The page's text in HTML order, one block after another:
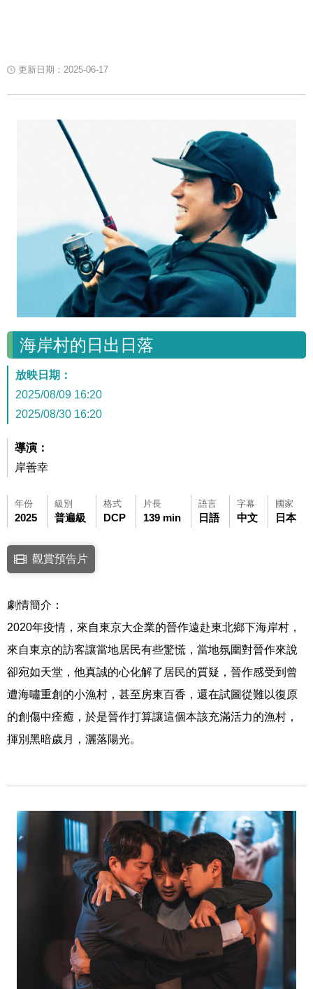
更新日期：2025-06-17
海岸村的日出日落
放映日期：
2025/08/09 16:20
2025/08/30 16:20
導演：
岸善幸
年份
2025
級別
普遍級
格式
DCP
片長
139 min
語言
日語
字幕
中文
國家
日本
點擊下列連結開啟視窗後，可使用鍵盤Tab鍵移至影片中央播放鍵，再
連結至Youtube網站觀看此影片(開新視窗)
觀賞預告片
劇情簡介：
2020年疫情，來自東京大企業的晉作遠赴東北鄉下海岸村，
來自東京的訪客讓當地居民有些驚慌，當地氛圍對晉作來說
卻宛如天堂，他真誠的心化解了居民的質疑，晉作感受到曾
遭海嘯重創的小漁村，甚至房東百香，還在試圖從難以復原
的創傷中痊癒，於是晉作打算讓這個本該充滿活力的漁村，
揮別黑暗歲月，灑落陽光。